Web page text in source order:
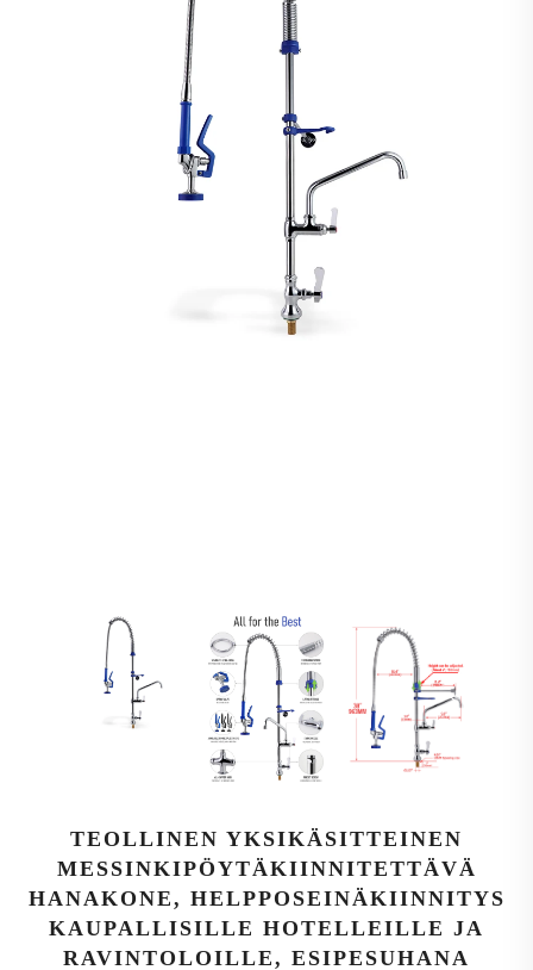
TEOLLINEN YKSIKÄSITTEINEN
MESSINKIPÖYTÄKIINNITETTÄVÄ
HANAKONE, HELPPOSEINÄKIINNITYS
KAUPALLISILLE HOTELLEILLE JA
RAVINTOLOILLE, ESIPESUHANA